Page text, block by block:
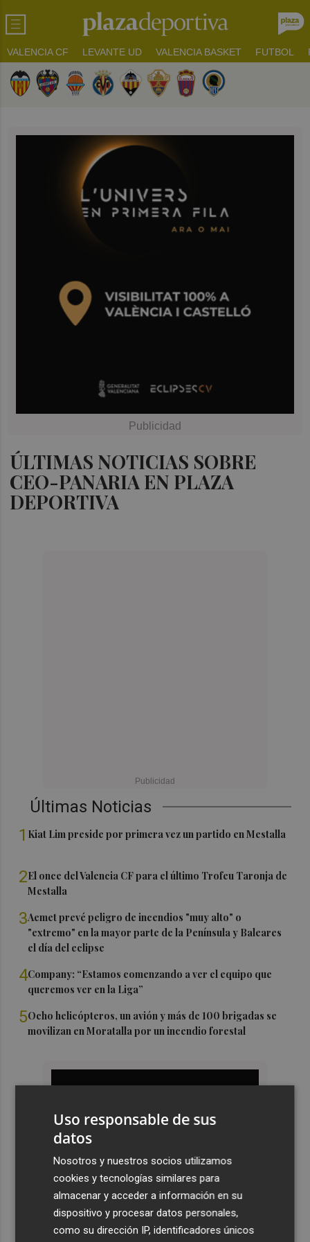
VALENCIA CF LEVANTE UD VALENCIA BASKET FUTBOL
ÚLTIMAS NOTICIAS SOBRE
CEO-PANARIA EN PLAZA
DEPORTIVA
Últimas Noticias
1 Kiat Lim preside por primera vez un partido en Mestalla
2El once del Valencia CF para el último Trofeu Taronja de
Mestalla
3Aemet prevé peligro de incendios "muy alto" o
"extremo" en la mayor parte de la Península y Baleares
el día del eclipse
4Company: “Estamos comenzando a ver el equipo que
queremos ver en la Liga”
5Ocho helicópteros, un avión y más de 100 brigadas se
movilizan en Moratalla por un incendio forestal
Uso responsable de sus
datos
Nosotros y nuestros socios utilizamos
cookies y tecnologías similares para
almacenar y acceder a información en su
dispositivo y procesar datos personales,
como su dirección IP, identificadores únicos